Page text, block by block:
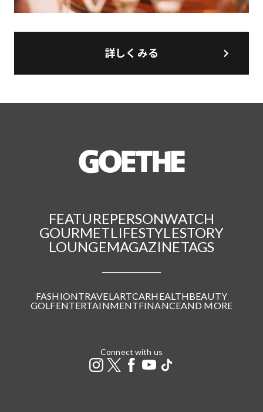
詳しくみる
FEATUREPERSONWATCH
GOURMETLIFESTYLESTORY
LOUNGEMAGAZINETAGS
FASHIONTRAVELARTCARHEALTHBEAUTY
GOLFENTERTAINMENTFINANCEAND MORE
Connect with us